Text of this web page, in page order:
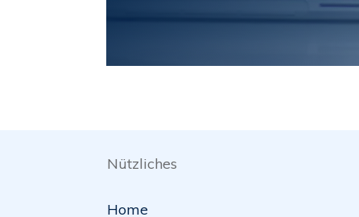
Nützliches
Home